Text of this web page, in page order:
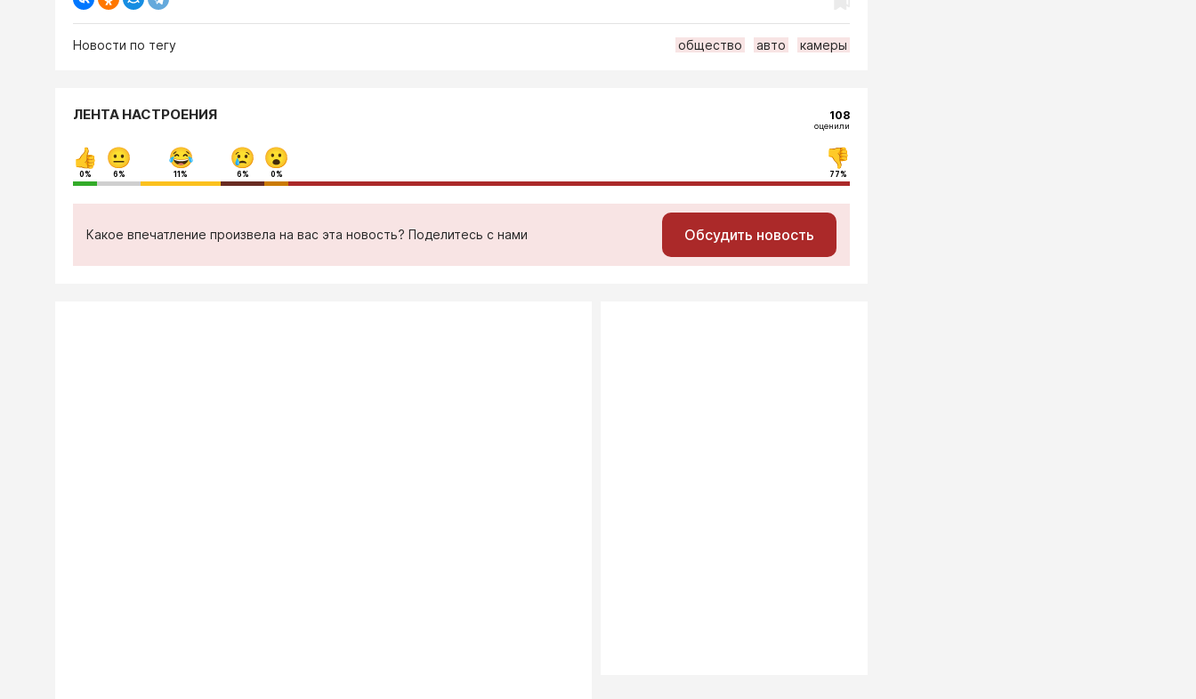
Новости по тегу общество авто камеры
ЛЕНТА НАСТРОЕНИЯ 108
оценили
0% 6% 11% 6% 0% 77%
Какое впечатление произвела на вас эта новость? Поделитесь с нами Обсудить новость